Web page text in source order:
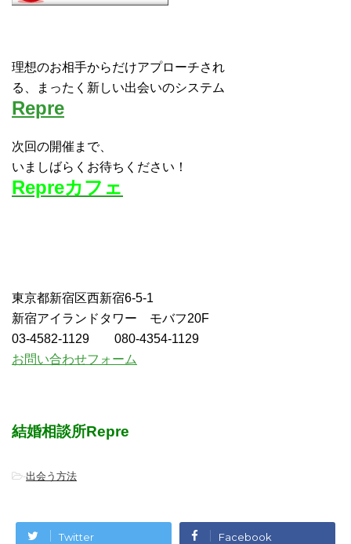
理想のお相手からだけアプローチされ
る、まったく新しい出会いのシステム
Repre
次回の開催まで、
いましばらくお待ちください！
Repreカフェ
東京都新宿区西新宿6-5-1
新宿アイランドタワー モバフ20F
03-4582-1129 080-4354-1129
お問い合わせフォーム
結婚相談所Repre
-出会う方法
Twitter Facebook